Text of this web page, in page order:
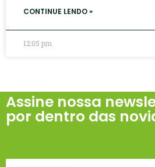
CONTINUE LENDO »
12:05 pm
Assine nossa
por dentro das